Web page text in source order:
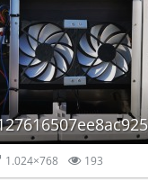
1.024×768 193